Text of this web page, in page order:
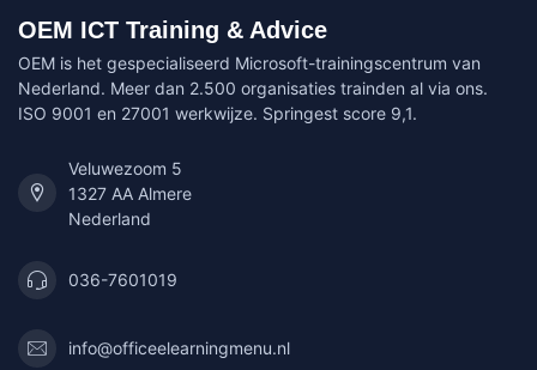
OEM ICT Training & Advice
OEM is het gespecialiseerd Microsoft-trainingscentrum van
Nederland. Meer dan 2.500 organisaties trainden al via ons.
ISO 9001 en 27001 werkwijze. Springest score 9,1.
Veluwezoom 5
1327 AA Almere
Nederland
036-7601019
info@officeelearningmenu.nl